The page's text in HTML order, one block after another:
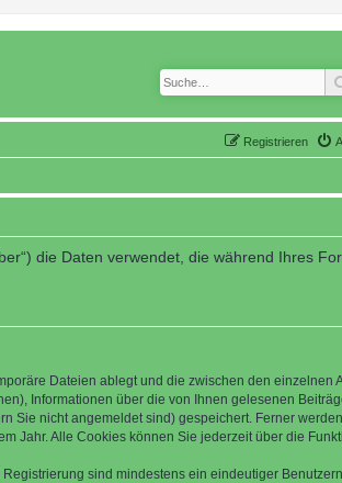
Registrieren
die Daten verwendet, die während Ihres
Dateien ablegt und die zwischen den einzelnen
Informationen über die von Ihnen gelesenen
Sie nicht angemeldet sind) gespeichert. Ferner
Jahr. Alle Cookies können Sie jederzeit über die
sind mindestens ein eindeutiger